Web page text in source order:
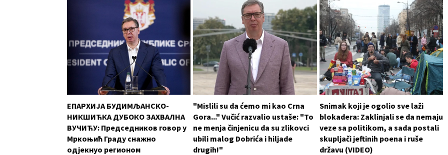
ЕПАРХИЈА БУДИМЉАНСКО-
НИКШИЋКА ДУБОКО ЗАХВАЛНА
ВУЧИЋУ: Председников говор у
Мркоњић Граду снажно
одјекнуо регионом
"Mislili su da ćemo mi kao Crna
Gora..." Vučić razvalio ustaše: "To
ne menja činjenicu da su zlikovci
ubili malog Dobrića i hiljade
drugih!"
Snimak koji je ogolio sve laži
blokadera: Zaklinjali se da nemaju
veze sa politikom, a sada postali
skupljači jeftinih poena i ruše
državu (VIDEO)